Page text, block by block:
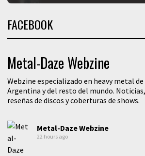
FACEBOOK
Metal-Daze Webzine
Webzine especializado en heavy metal de
Argentina y del resto del mundo.
reseñas de discos y coberturas de shows.
Metal-Daze Webzine
22 hours ago